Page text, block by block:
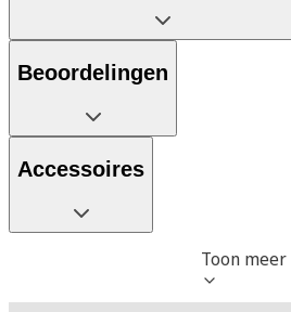
Beoordelingen
Accessoires
Toon meer